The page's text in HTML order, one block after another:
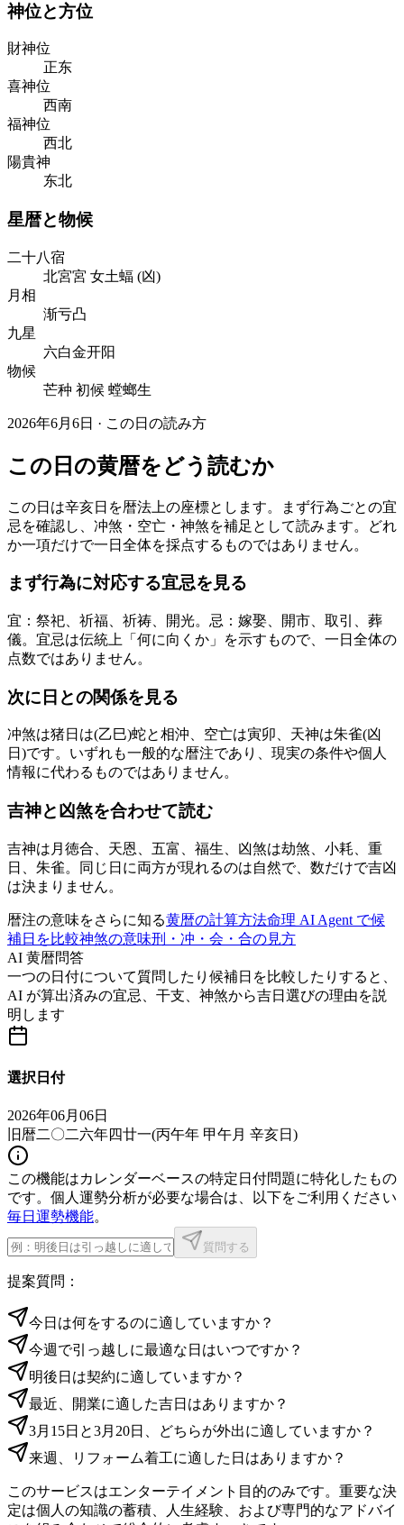
神位と方位
財神位
正东
喜神位
西南
福神位
西北
陽貴神
东北
星暦と物候
二十八宿
北宮宮 女土蝠 (凶)
月相
渐亏凸
九星
六白金开阳
物候
芒种 初候 螳螂生
2026年6月6日 · この日の読み方
この日の黄暦をどう読むか
この日は辛亥日を暦法上の座標とします。まず行為ごとの宜
忌を確認し、冲煞・空亡・神煞を補足として読みます。どれ
か一項だけで一日全体を採点するものではありません。
まず行為に対応する宜忌を見る
宜：祭祀、祈福、祈祷、開光。忌：嫁娶、開市、取引、葬
儀。宜忌は伝統上「何に向くか」を示すもので、一日全体の
点数ではありません。
次に日との関係を見る
冲煞は猪日は(乙巳)蛇と相沖、空亡は寅卯、天神は朱雀(凶
日)です。いずれも一般的な暦注であり、現実の条件や個人
情報に代わるものではありません。
吉神と凶煞を合わせて読む
吉神は月徳合、天恩、五富、福生、凶煞は劫煞、小耗、重
日、朱雀。同じ日に両方が現れるのは自然で、数だけで吉凶
は決まりません。
暦注の意味をさらに知る黄暦の計算方法命理 AI Agent で候
補日を比較神煞の意味刑・冲・会・合の見方
AI 黄暦問答
一つの日付について質問したり候補日を比較したりすると、
AI が算出済みの宜忌、干支、神煞から吉日選びの理由を説
明します
選択日付
2026年06月06日
旧暦二〇二六年四廿一(丙午年 甲午月 辛亥日 )
この機能はカレンダーベースの特定日付問題に特化したもの
です。個人運勢分析が必要な場合は、以下をご利用ください
毎日運勢機能。
質問する
提案質問：
今日は何をするのに適していますか？
今週で引っ越しに最適な日はいつですか？
明後日は契約に適していますか？
最近、開業に適した吉日はありますか？
3月15日と3月20日、どちらが外出に適していますか？
来週、リフォーム着工に適した日はありますか？
このサービスはエンターテイメント目的のみです。重要な決
定は個人の知識の蓄積、人生経験、および専門的なアドバイ